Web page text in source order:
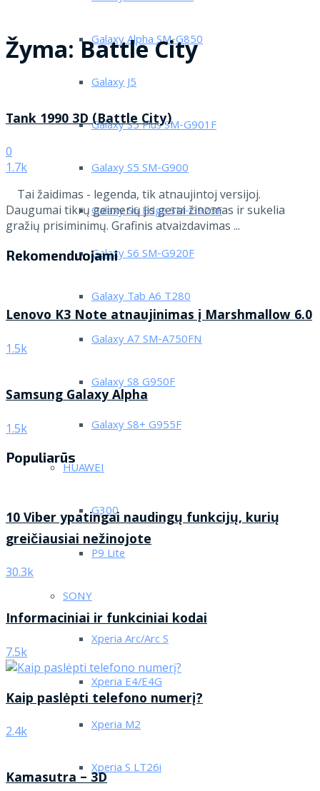
Galaxy Alpha SM-G850
Galaxy J5
Galaxy S5 Plus SM-G901F
Galaxy S5 SM-G900
Galaxy S6 Edge SM-G925F
Galaxy S6 SM-G920F
Galaxy Tab A6 T280
Galaxy A7 SM-A750FN
Galaxy S8 G950F
Galaxy S8+ G955F
HUAWEI
G300
P9 Lite
SONY
Xperia Arc/Arc S
Xperia E4/E4G
Xperia M2
Xperia S LT26i
Žyma:Battle City
Tank 1990 3D (Battle City)
0
1.7k
Tai žaidimas - legenda, tik atnaujintoj versijoj.
Daugumai tikrų geimerių jis gerai žinomas ir sukelia
gražių prisiminimų. Grafinis atvaizdavimas ...
Rekomenduojami
Lenovo K3 Note atnaujinimas į Marshmallow 6.0
1.5k
Samsung Galaxy Alpha
1.5k
Populiarūs
10 Viber ypatingai naudingų funkcijų, kurių
greičiausiai nežinojote
30.3k
Informaciniai ir funkciniai kodai
7.5k
Kaip paslėpti telefono numerį?
2.4k
Kamasutra – 3D